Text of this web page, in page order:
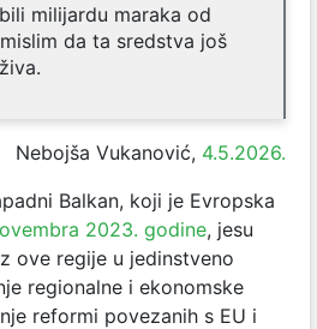
milijardu maraka od
da ta sredstva još
Nebojša Vukanović, 4.5.2026.
Balkan, koji je Evropska
2023. godine, jesu
ove regije u jedinstveno
regionalne i ekonomske
reformi povezanih s EU i